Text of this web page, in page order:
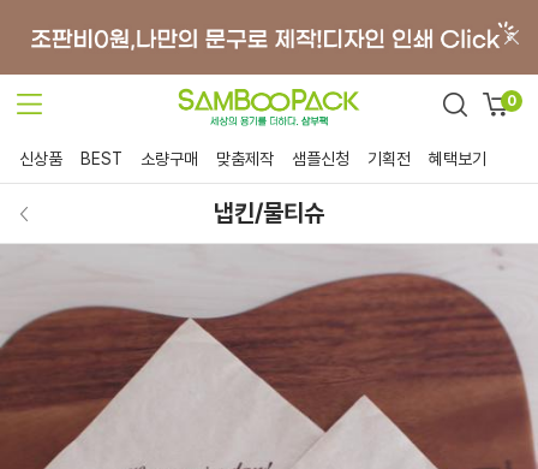
0
신상품 BEST 소량구매 맞춤제작 샘플신청 기획전 혜택보기
냅킨/물티슈